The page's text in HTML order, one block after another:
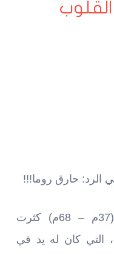
الرد: حارق روما!!!
يقال أنهُ: في عصر “نيرون” (37م – 68م) كثرت
التي كان له يد في